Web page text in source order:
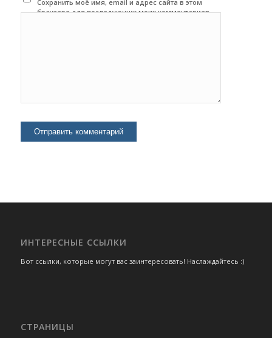
Сохранить моё имя, email и адрес сайта в этом
браузере для последующих моих комментариев.
ИНТЕРЕСНЫЕ ССЫЛКИ
Вот ссылки, которые могут вас заинтересовать! Наслаждайтесь :)
СТРАНИЦЫ